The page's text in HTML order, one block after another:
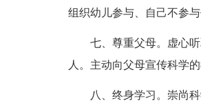
组织幼儿参与、自己不参
七、尊重父母。虚心听
人。主动向父母宣传科学
八、终身学习。崇尚科